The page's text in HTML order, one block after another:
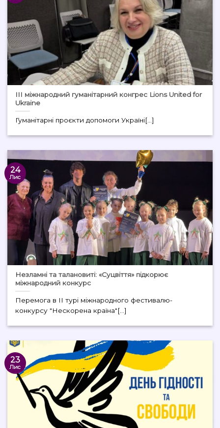
ІІІ міжнародний гуманітарний конгрес Lions United for
Ukraine
Гуманітарні проєкти допомоги Україні[...]
Незламні та талановиті: «Суцвіття» підкорює
міжнародний конкурс
Перемога в II турі міжнародного фестивалю-
конкурсу "Нескорена країна"[...]
24
Лис
23
Лис